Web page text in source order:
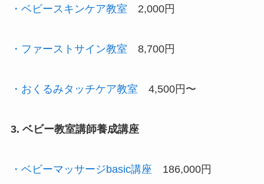
・ベビースキンケア教室 2,000円
・ファーストサイン教室 8,700円
・おくるみタッチケア教室 4,500円〜
3. ベビー教室講師養成講座
・ベビーマッサージbasic講座 186,000円